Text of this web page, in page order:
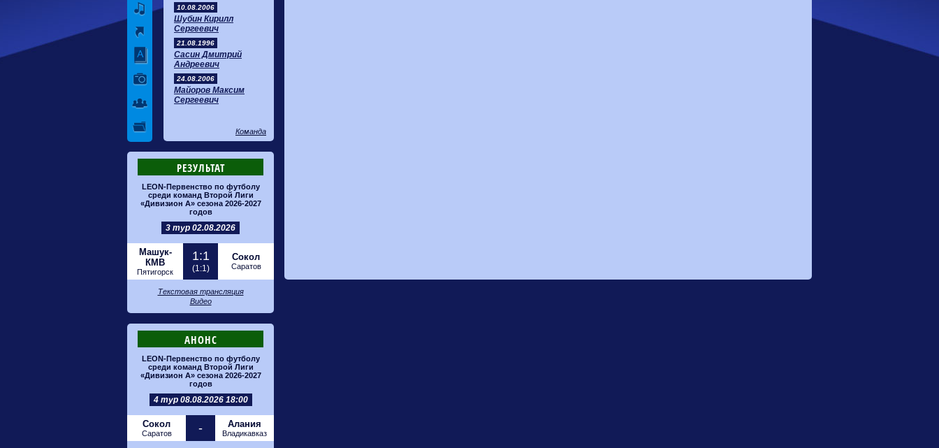
10.08.2006
Шубин Кирилл
Сергеевич
21.08.1996
Сасин Дмитрий
Андреевич
24.08.2006
Майоров Максим
Сергеевич
Команда
РЕЗУЛЬТАТ
LEON-Первенство по футболу
среди команд Второй Лиги
«Дивизион А» сезона 2026-2027
годов
3 тур 02.08.2026
Машук-
КМВ
Пятигорск
1:1
(1:1)
Сокол
Саратов
Текстовая трансляция
Видео
АНОНС
LEON-Первенство по футболу
среди команд Второй Лиги
«Дивизион А» сезона 2026-2027
годов
4 тур 08.08.2026 18:00
Сокол
Саратов - Алания
Владикавказ